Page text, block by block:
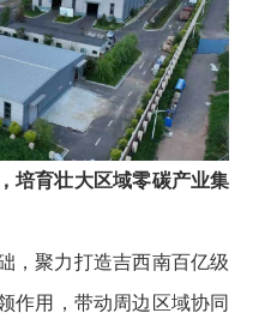
培育壮大区域零碳产业集
，聚力打造吉西南百亿级
作用，带动周边区域协同